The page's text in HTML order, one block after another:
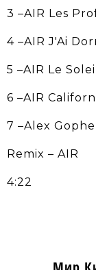
3 –AIR Les
4 –AIR J'Ai
5 –AIR Le
6 –AIR
7 –Alex
Remix – AIR
4:22